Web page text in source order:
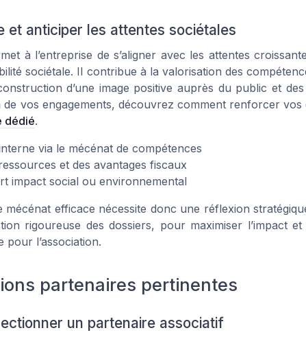
et anticiper les attentes sociétales
à l’entreprise de s’aligner avec les attentes
sociétale. Il contribue à la valorisation des
d’une image positive auprès du public et
vos engagements, découvrez comment renforcer vos
dédié.
via le mécénat de compétences
et des avantages fiscaux
impact social ou environnemental
mécénat efficace nécessite donc une réflexion
rigoureuse des dossiers, pour maximiser l’impact
pour l’association.
partenaires pertinentes
un partenaire associatif